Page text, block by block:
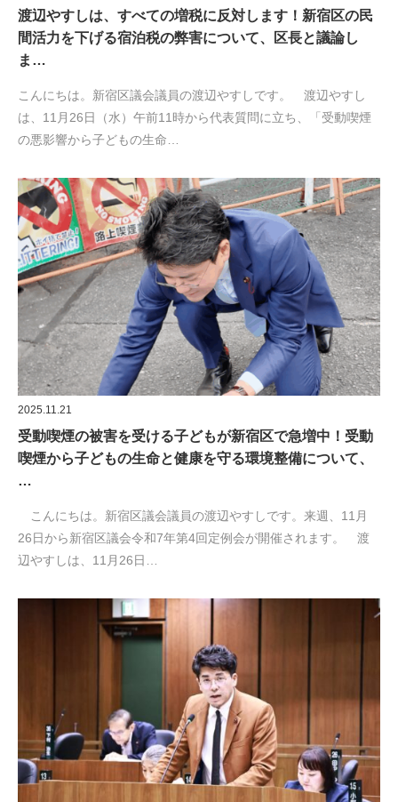
渡辺やすしは、すべての増税に反対します！新宿区の民
間活力を下げる宿泊税の弊害について、区長と議論し
ま…
こんにちは。新宿区議会議員の渡辺やすしです。 渡辺やすし
は、11月26日（水）午前11時から代表質問に立ち、「受動喫煙
の悪影響から子どもの生命…
2025.11.21
受動喫煙の被害を受ける子どもが新宿区で急増中！受動
喫煙から子どもの生命と健康を守る環境整備について、
…
こんにちは。新宿区議会議員の渡辺やすしです。来週、11月
26日から新宿区議会令和7年第4回定例会が開催されます。 渡
辺やすしは、11月26日…